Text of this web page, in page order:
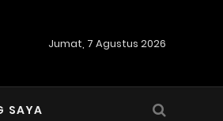
Jumat, 7 Agustus 2026
SAYA